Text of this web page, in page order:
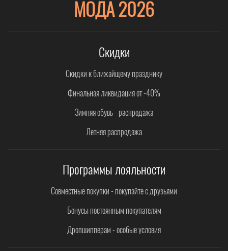
МОДА 2026
Скидки
Скидки к ближайщему празднику
Финальная ликвидация от -40%
Зимняя обувь - распродажа
Летняя распродажа
Программы лояльности
Совместные покупки - покупайте с друзьями
Бонусы постоянным покупателям
Дропшипперам - особые условия